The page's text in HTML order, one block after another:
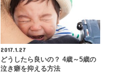
2017.1.27
どうしたら良いの？ 4歳～5歳の
泣き癖を抑える方法